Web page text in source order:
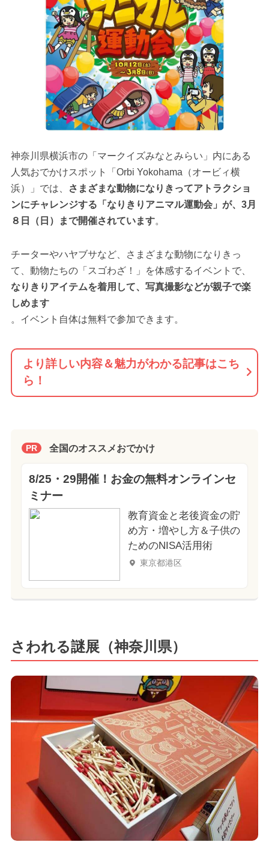
神奈川県横浜市の「マークイズみなとみらい」内にある
人気おでかけスポット「Orbi Yokohama（オービィ横
浜）」では、
さまざまな動物になりきってアトラクショ
ンにチャレンジする「なりきりアニマル運動会」が、3月
８日（日）まで開催されています。
チーターやハヤブサなど、さまざまな動物になりきっ
て、動物たちの「スゴわざ！」を体感するイベントで、
なりきりアイテムを着用して、写真撮影などが親子で楽
しめます
。イベント自体は無料で参加できます。
より詳しい内容＆魅力がわかる記事はこち
ら！
PR 全国のオススメおでかけ
8/25・29開催！お金の無料オンラインセ
ミナー
教育資金と老後資金の貯
め方・増やし方＆子供の
ためのNISA活用術
東京都港区
さわれる謎展（神奈川県）